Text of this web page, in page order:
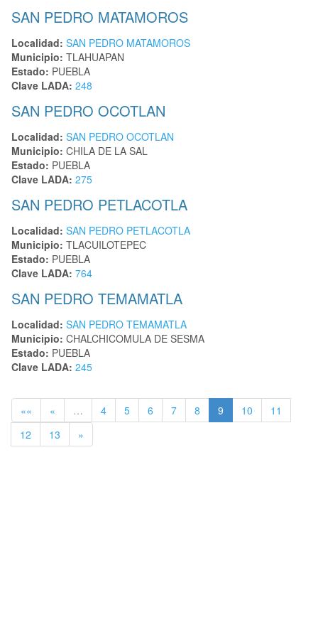
SAN PEDRO MATAMOROS
Localidad: SAN PEDRO MATAMOROS
Municipio: TLAHUAPAN
Estado: PUEBLA
Clave LADA: 248
SAN PEDRO OCOTLAN
Localidad: SAN PEDRO OCOTLAN
Municipio: CHILA DE LA SAL
Estado: PUEBLA
Clave LADA: 275
SAN PEDRO PETLACOTLA
Localidad: SAN PEDRO PETLACOTLA
Municipio: TLACUILOTEPEC
Estado: PUEBLA
Clave LADA: 764
SAN PEDRO TEMAMATLA
Localidad: SAN PEDRO TEMAMATLA
Municipio: CHALCHICOMULA DE SESMA
Estado: PUEBLA
Clave LADA: 245
«« « … 4 5 6 7 8 9 10
11
12
13 »